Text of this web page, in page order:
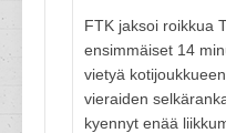
FTK jaksoi roikkua
ensimmäiset 14
vietyä
vieraiden
kyennyt enää